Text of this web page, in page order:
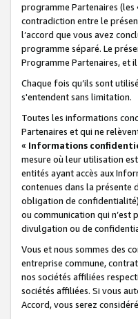
programme Partenaires (les
contradiction entre le
l’accord que vous avez
programme séparé. Le
Programme Partenaires, et
Chaque fois qu’ils sont
s'entendent sans limitation.
Toutes les informations
Partenaires et qui ne
« Informations
mesure où leur utilisation
entités ayant accès aux
contenues dans la présente
obligation de
ou communication qui n’est
divulgation ou de
Vous et nous sommes des
entreprise commune,
nos sociétés affiliées
sociétés affiliées. Si vous
Accord, vous serez